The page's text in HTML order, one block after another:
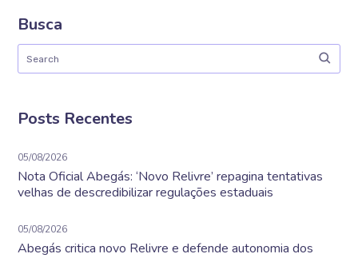
Busca
Posts Recentes
05/08/2026
Nota Oficial Abegás: ‘Novo Relivre’ repagina tentativas
velhas de descredibilizar regulações estaduais
05/08/2026
Abegás critica novo Relivre e defende autonomia dos